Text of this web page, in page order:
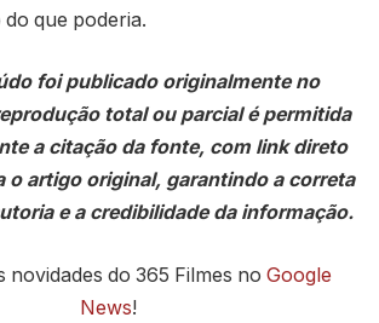
que poderia.
foi publicado originalmente no
total ou parcial é permitida
a citação da fonte, com link direto
o artigo original, garantindo a correta
e a credibilidade da informação.
novidades do 365 Filmes no Google
News!